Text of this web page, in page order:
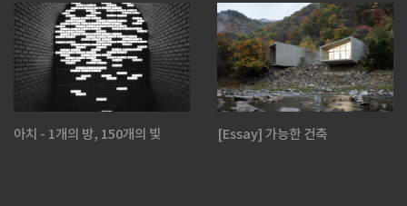
아치 - 1개의 방, 150개의 빛 [Essay] 가능한 건축